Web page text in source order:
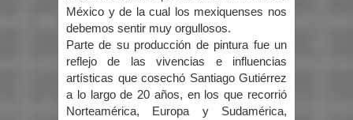
México y de la cual los mexiquenses nos
debemos sentir muy orgullosos.
Parte de su producción de pintura fue un
reflejo de las vivencias e influencias
artísticas que cosechó Santiago Gutiérrez
a lo largo de 20 años, en los que recorrió
Norteamérica, Europa y Sudamérica,